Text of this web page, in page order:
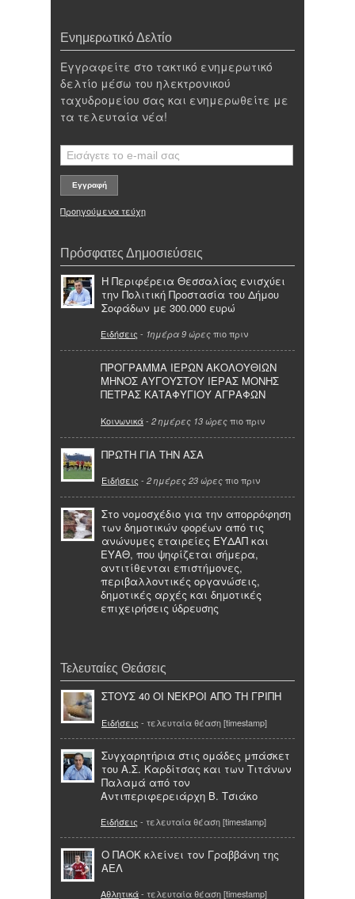
Ενημερωτικό Δελτίο
Εγγραφείτε στο τακτικό ενημερωτικό
δελτίο μέσω του ηλεκτρονικού
ταχυδρομείου σας και ενημερωθείτε με
τα τελευταία νέα!
Προηγούμενα τεύχη
Πρόσφατες Δημοσιεύσεις
Η Περιφέρεια Θεσσαλίας ενισχύει
την Πολιτική Προστασία του Δήμου
Σοφάδων με 300.000 ευρώ
Ειδήσεις - 1ημέρα 9 ώρες πιο πριν
ΠΡΟΓΡΑΜΜΑ ΙΕΡΩΝ ΑΚΟΛΟΥΘΙΩΝ
ΜΗΝΟΣ ΑΥΓΟΥΣΤΟΥ ΙΕΡΑΣ ΜΟΝΗΣ
ΠΕΤΡΑΣ ΚΑΤΑΦΥΓΙΟΥ ΑΓΡΑΦΩΝ
Κοινωνικά- 2 ημέρες 13 ώρες πιο πριν
ΠΡΩΤΗ ΓΙΑ ΤΗΝ ΑΣΑ
Ειδήσεις - 2 ημέρες 23 ώρες πιο πριν
Στο νομοσχέδιο για την απορρόφηση
των δημοτικών φορέων από τις
ανώνυμες εταιρείες ΕΥΔΑΠ και
ΕΥΑΘ, που ψηφίζεται σήμερα,
αντιτίθενται επιστήμονες,
περιβαλλοντικές οργανώσεις,
δημοτικές αρχές και δημοτικές
επιχειρήσεις ύδρευσης
Τελευταίες Θεάσεις
ΣΤΟΥΣ 40 ΟΙ ΝΕΚΡΟΙ ΑΠΟ ΤΗ ΓΡΙΠΗ
Ειδήσεις - τελευταία θέαση [timestamp]
Συγχαρητήρια στις ομάδες μπάσκετ
του Α.Σ. Καρδίτσας και των Τιτάνων
Παλαμά από τον
Αντιπεριφερειάρχη Β. Τσιάκο
Ειδήσεις - τελευταία θέαση [timestamp]
Ο ΠΑΟΚ κλείνει τον Γραββάνη της
ΑΕΛ
Αθλητικά- τελευταία θέαση [timestamp]